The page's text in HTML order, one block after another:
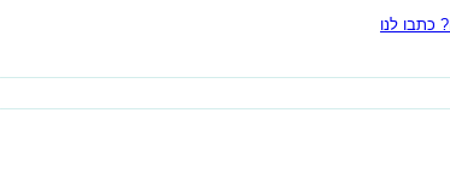
לנו